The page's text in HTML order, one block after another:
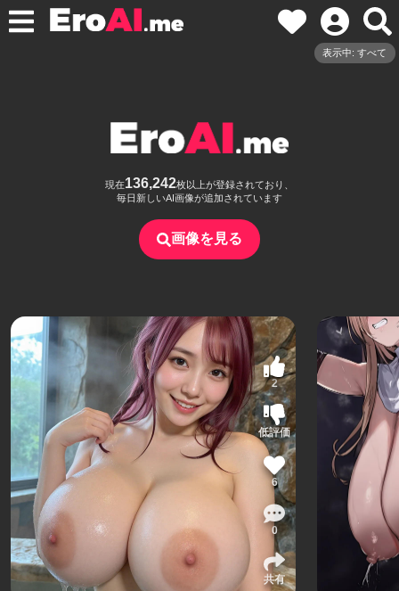
表示中: すべて
現在136,242枚以上が登録されており、
毎日新しいAI画像が追加されています
画像を見る
2
低評価
6
0
共有